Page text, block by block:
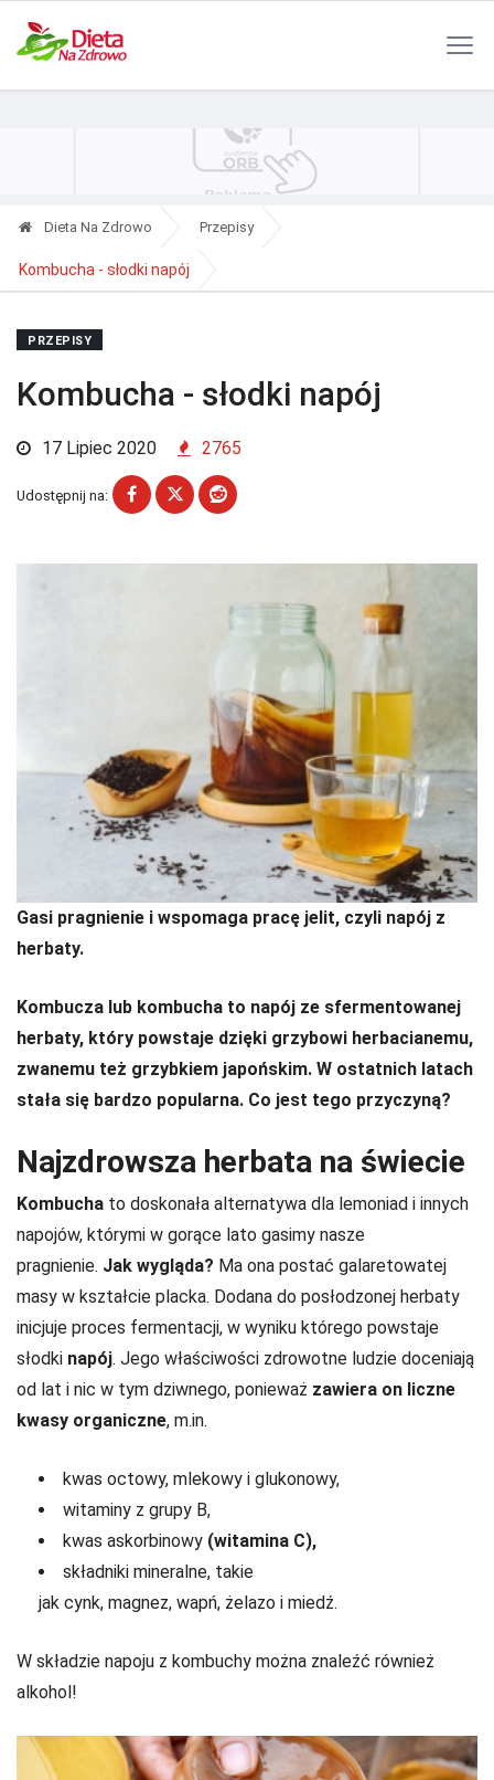
Dieta Na Zdrowo Przepisy
Kombucha - słodki napój
PRZEPISY
Kombucha - słodki napój
17 Lipiec 2020 2765
Udostępnij na:
Gasi pragnienie i wspomaga pracę jelit, czyli napój z
herbaty.
Kombucza lub kombucha to napój ze sfermentowanej
herbaty, który powstaje dzięki grzybowi herbacianemu,
zwanemu też grzybkiem japońskim. W ostatnich latach
stała się bardzo popularna. Co jest tego przyczyną?
Najzdrowsza herbata na świecie
Kombucha to doskonała alternatywa dla lemoniad i innych
napojów, którymi w gorące lato gasimy nasze
pragnienie. Jak wygląda? Ma ona postać galaretowatej
masy w kształcie placka. Dodana do posłodzonej herbaty
inicjuje proces fermentacji, w wyniku którego powstaje
słodki napój. Jego właściwości zdrowotne ludzie doceniają
od lat i nic w tym dziwnego, ponieważ zawiera on liczne
kwasy organiczne, m.in.
kwas octowy, mlekowy i glukonowy,
witaminy z grupy B,
kwas askorbinowy (witamina C),
składniki mineralne, takie
jak cynk, magnez, wapń, żelazo i miedź.
W składzie napoju z kombuchy można znaleźć również
alkohol!